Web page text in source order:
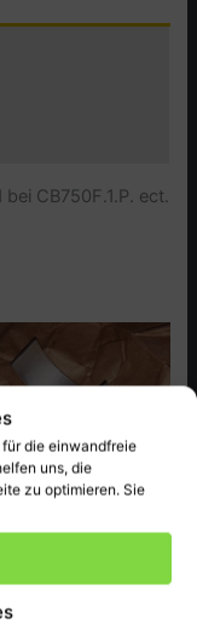
die einwandfreie
uns, die
zu optimieren. Sie
CB750F.1.P. ect.
B, VT500C,CF